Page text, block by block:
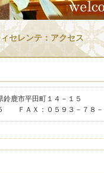
セレンテ：アクセス
鹿市平田町１４－１５
ＦＡＸ：０５９３－７８－